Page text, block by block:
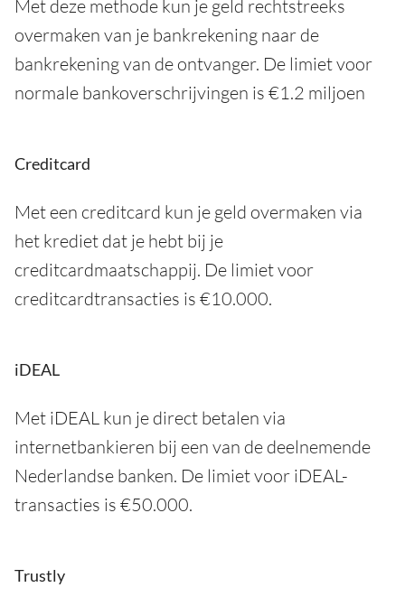
Met deze methode kun je geld rechtstreeks
overmaken van je bankrekening naar de
bankrekening van de ontvanger. De limiet voor
normale bankoverschrijvingen is €1.2 miljoen
Creditcard
Met een creditcard kun je geld overmaken via
het krediet dat je hebt bij je
creditcardmaatschappij. De limiet voor
creditcardtransacties is €10.000.
iDEAL
Met iDEAL kun je direct betalen via
internetbankieren bij een van de deelnemende
Nederlandse banken. De limiet voor iDEAL-
transacties is €50.000.
Trustly